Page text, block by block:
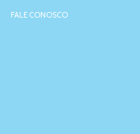
FALE CONOSCO